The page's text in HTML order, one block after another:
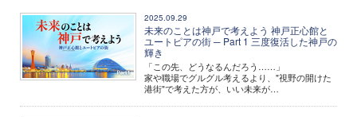
2025.09.29
未来のことは神戸で考えよう 神戸正心館と
ユートピアの街 ─ Part 1 三度復活した神戸の
輝き
「この先、どうなるんだろう……」
家や職場でグルグル考えるより、"視野の開けた
港街"で考えた方が、いい未来が…